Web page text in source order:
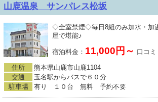
山鹿温泉 サンパレス松坂
◇全室禁煙◇毎日8組のみ加水・加
屋で堪能♪
宿泊料金： 11,000円～ 口コミ
住所
熊本県山鹿市山鹿1104
交通
玉名駅からバスで６０分
駐車場
有り １０台 無料 予約不要